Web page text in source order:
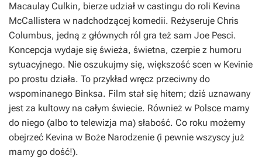
Macaulay Culkin, bierze udział w castingu do roli Kevina
McCallistera w nadchodzącej komedii. Reżyseruje Chris
Columbus, jedną z głównych ról gra też sam Joe Pesci.
Koncepcja wydaje się świeża, świetna, czerpie z humoru
sytuacyjnego. Nie oszukujmy się, większość scen w Kevinie
po prostu działa. To przykład wręcz przeciwny do
wspominanego Binksa. Film stał się hitem; dziś uznawany
jest za kultowy na całym świecie. Również w Polsce mamy
do niego (albo to telewizja ma) słabość. Co roku możemy
obejrzeć Kevina w Boże Narodzenie (i pewnie wszyscy już
mamy go dość!).